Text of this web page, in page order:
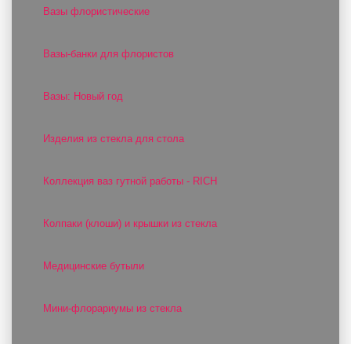
Вазы флористические
Вазы-банки для флористов
Вазы: Новый год
Изделия из стекла для стола
Коллекция ваз гутной работы - RICH
Колпаки (клоши) и крышки из стекла
Медицинские бутыли
Мини-флорариумы из стекла